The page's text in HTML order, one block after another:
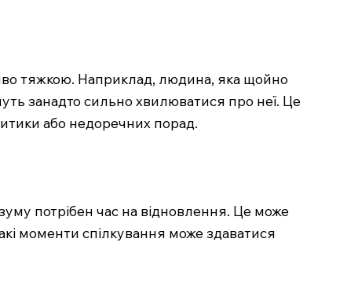
тяжкою. Наприклад, людина, яка щойно
занадто сильно хвилюватися про неї. Це
або недоречних порад.
потрібен час на відновлення. Це може
моменти спілкування може здаватися